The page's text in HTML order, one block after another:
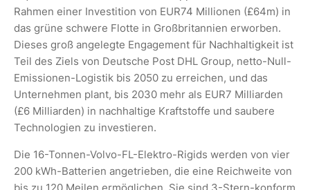
Rahmen einer Investition von EUR74 Millionen (£64m) in
das grüne schwere Flotte in Großbritannien erworben.
Dieses groß angelegte Engagement für Nachhaltigkeit ist
Teil des Ziels von Deutsche Post DHL Group, netto-Null-
Emissionen-Logistik bis 2050 zu erreichen, und das
Unternehmen plant, bis 2030 mehr als EUR7 Milliarden
(£6 Milliarden) in nachhaltige Kraftstoffe und saubere
Technologien zu investieren.
Die 16-Tonnen-Volvo-FL-Elektro-Rigids werden von vier
200 kWh-Batterien angetrieben, die eine Reichweite von